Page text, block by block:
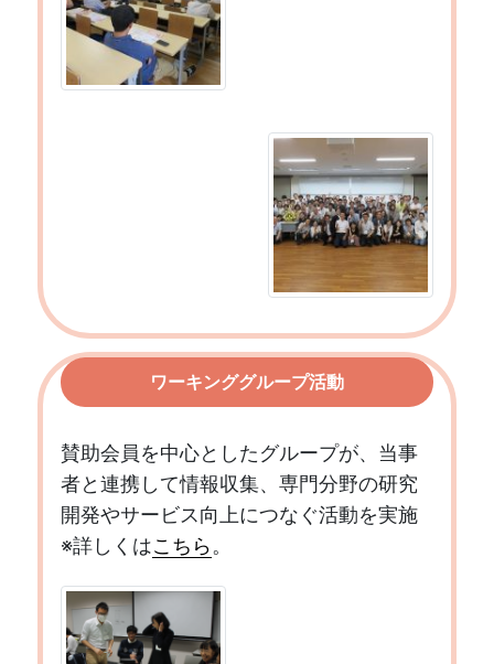
ワーキンググループ活動
賛助会員を中心としたグループが、当事
者と連携して情報収集、専門分野の研究
開発やサービス向上につなぐ活動を実施
※詳しくはこちら。